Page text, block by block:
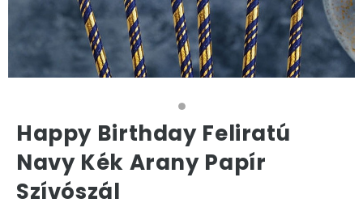
Happy Birthday Feliratú
Navy Kék Arany Papír
Szívószál